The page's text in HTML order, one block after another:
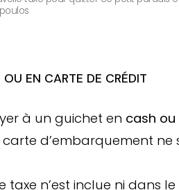
EN CARTE DE CRÉDIT
à un guichet en cash
carte d’embarquement ne
n’est inclue ni dans